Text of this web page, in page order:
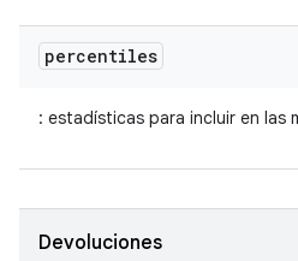
percentiles
: estadísticas para incluir en las
Devoluciones